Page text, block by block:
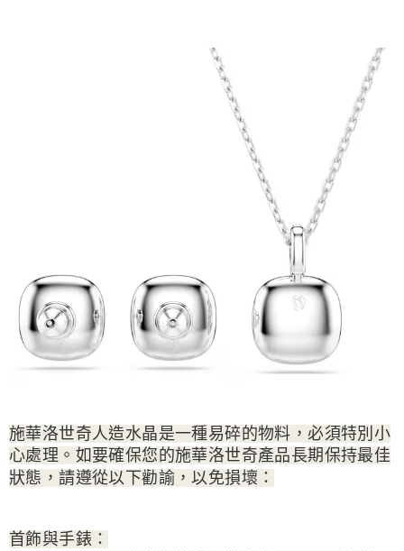
施華洛世奇人造水晶是一種易碎的物料，必須特別小
心處理。如要確保您的施華洛世奇產品長期保持最佳
狀態，請遵從以下勸諭，以免損壞：
首飾與手錶：